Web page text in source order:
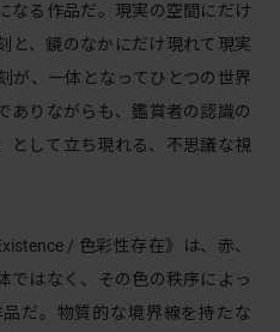
なる作品だ。現実の空間にだけ
と、鏡のなかにだけ現れて現実
が、一体となってひとつの世界
ありながらも、鑑賞者の認識の
として立ち現れる、不思議な視
/ 色彩性存在》は、赤、
ではなく、その色の秩序によっ
だ。物質的な境界線を持たな